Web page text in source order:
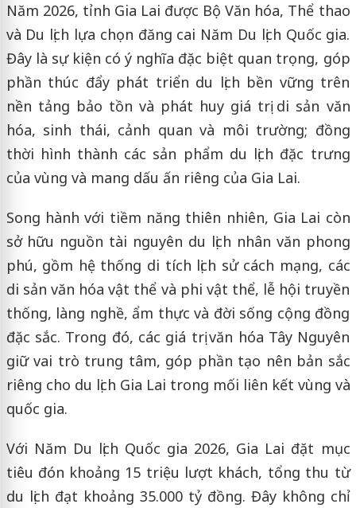
Năm 2026, tỉnh Gia Lai được Bộ Văn hóa, Thể thao
và Du lịch lựa chọn đăng cai Năm Du lịch Quốc gia.
Đây là sự kiện có ý nghĩa đặc biệt quan trọng, góp
phần thúc đẩy phát triển du lịch bền vững trên
nền tảng bảo tồn và phát huy giá trị di sản văn
hóa, sinh thái, cảnh quan và môi trường; đồng
thời hình thành các sản phẩm du lịch đặc trưng
của vùng và mang dấu ấn riêng của Gia Lai.
Song hành với tiềm năng thiên nhiên, Gia Lai còn
sở hữu nguồn tài nguyên du lịch nhân văn phong
phú, gồm hệ thống di tích lịch sử cách mạng, các
di sản văn hóa vật thể và phi vật thể, lễ hội truyền
thống, làng nghề, ẩm thực và đời sống cộng đồng
đặc sắc. Trong đó, các giá trị văn hóa Tây Nguyên
giữ vai trò trung tâm, góp phần tạo nên bản sắc
riêng cho du lịch Gia Lai trong mối liên kết vùng và
quốc gia.
Với Năm Du lịch Quốc gia 2026, Gia Lai đặt mục
tiêu đón khoảng 15 triệu lượt khách, tổng thu từ
du lịch đạt khoảng 35.000 tỷ đồng. Đây không chỉ